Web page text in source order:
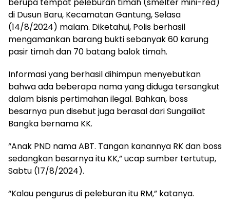
berupa tempat peleburan timah (smelter mini-red)
di Dusun Baru, Kecamatan Gantung, Selasa
(14/8/2024) malam. Diketahui, Polis berhasil
mengamankan barang bukti sebanyak 60 karung
pasir timah dan 70 batang balok timah.
Informasi yang berhasil dihimpun menyebutkan
bahwa ada beberapa nama yang diduga tersangkut
dalam bisnis pertimahan ilegal. Bahkan, boss
besarnya pun disebut juga berasal dari Sungailiat
Bangka bernama KK.
“Anak PND nama ABT. Tangan kanannya RK dan boss
sedangkan besarnya itu KK,” ucap sumber tertutup,
Sabtu (17/8/2024).
“Kalau pengurus di peleburan itu RM,” katanya.